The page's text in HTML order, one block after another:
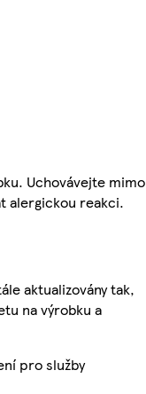
Uchovávejte mimo
alergickou reakci.
aktualizovány tak,
na výrobku a
pro služby